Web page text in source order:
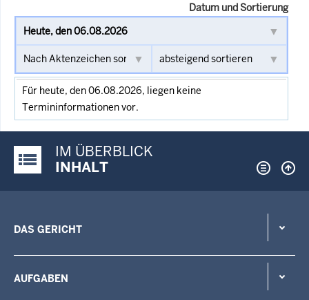
Datum und Sortierung
Für heute, den 06.08.2026, liegen keine
Termininformationen vor.
Justiz-Portal im Überblick:
IM ÜBERBLICK
INHALT
DAS GERICHT
AUFGABEN